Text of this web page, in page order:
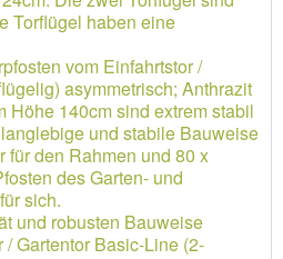
Torflügel haben eine
vom Einfahrtstor /
asymmetrisch; Anthrazit
Höhe 140cm sind extrem stabil
und stabile Bauweise
für den Rahmen und 80 x
des Garten- und
sich.
und robusten Bauweise
Gartentor Basic-Line (2-